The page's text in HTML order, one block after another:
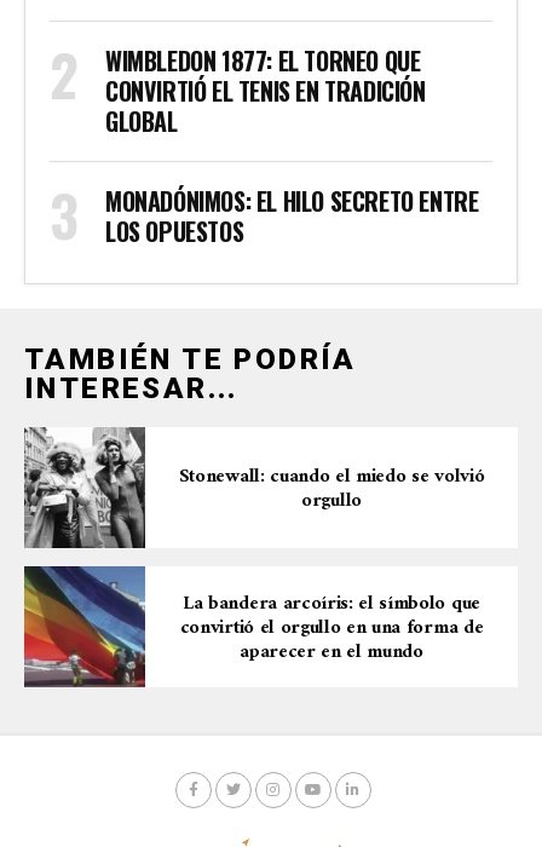
WIMBLEDON 1877: EL TORNEO QUE
CONVIRTIÓ EL TENIS EN TRADICIÓN
GLOBAL
MONADÓNIMOS: EL HILO SECRETO ENTRE
LOS OPUESTOS
TAMBIÉN TE PODRÍA
INTERESAR...
Stonewall: cuando el miedo se volvió
orgullo
La bandera arcoíris: el símbolo que
convirtió el orgullo en una forma de
aparecer en el mundo